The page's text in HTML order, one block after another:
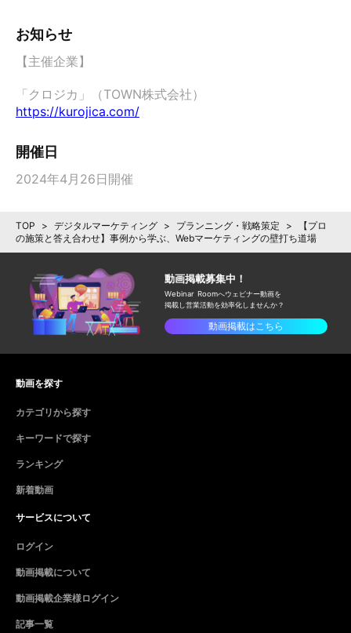
お知らせ
【主催企業】
「クロジカ」（TOWN株式会社）
https://kurojica.com/
開催日
2024年4月26日開催
TOP > デジタルマーケティング > プランニング・戦略策定 >
【プロ
の施策と答え合わせ】事例から学ぶ、Webマーケティングの壁打ち道場
動画掲載募集中！
Webinar Roomへウェビナー動画を
掲載し営業活動を効率化しませんか？
動画掲載はこちら
動画を探す
カテゴリから探す
キーワードで探す
ランキング
新着動画
サービスについて
ログイン
動画掲載について
動画掲載企業様ログイン
記事一覧